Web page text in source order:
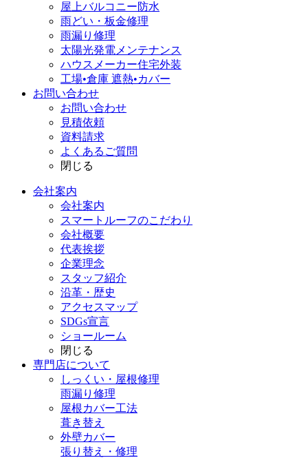
屋上バルコニー防水
雨どい・板金修理
雨漏り修理
太陽光発電メンテナンス
ハウスメーカー住宅外装
工場•倉庫 遮熱•カバー
お問い合わせ
お問い合わせ
見積依頼
資料請求
よくあるご質問
閉じる
会社案内
会社案内
スマートルーフのこだわり
会社概要
代表挨拶
企業理念
スタッフ紹介
沿革・歴史
アクセスマップ
SDGs宣言
ショールーム
閉じる
専門店について
しっくい・屋根修理
雨漏り修理
屋根カバー工法
葺き替え
外壁カバー
張り替え・修理